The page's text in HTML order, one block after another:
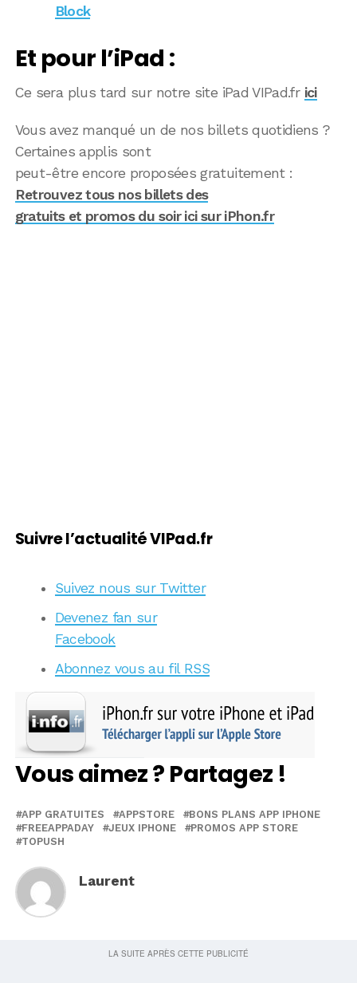
Block
Et pour l’iPad :
Ce sera plus tard sur notre site iPad VIPad.fr ici
Vous avez manqué un de nos billets quotidiens ?
Certaines applis sont
peut-être encore proposées gratuitement :
Retrouvez tous nos billets des
gratuits et promos du soir ici sur iPhon.fr
Suivre l’actualité VIPad.fr
Suivez nous sur Twitter
Devenez fan sur
Facebook
Abonnez vous au fil RSS
Vous aimez ? Partagez !
APP GRATUITES APPSTORE
BONS PLANS APP IPHONE
FREEAPPADAY
JEUX IPHONE
PROMOS APP STORE
TOPUSH
Laurent